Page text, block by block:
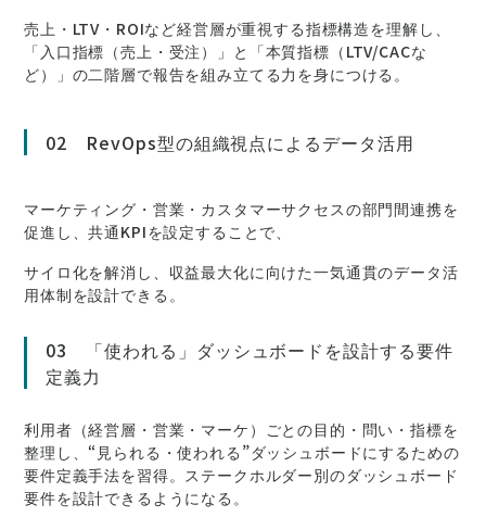
売上・LTV・ROIなど経営層が重視する指標構造を理解し、
「入口指標（売上・受注）」と「本質指標（LTV/CACな
ど）」の二階層で報告を組み立てる力を身につける。
02 RevOps型の組織視点によるデータ活用
マーケティング・営業・カスタマーサクセスの部門間連携を
促進し、共通KPIを設定することで、
サイロ化を解消し、収益最大化に向けた一気通貫のデータ活
用体制を設計できる。
03 「使われる」ダッシュボードを設計する要件
定義力
利用者（経営層・営業・マーケ）ごとの目的・問い・指標を
整理し、“見られる・使われる”ダッシュボードにするための
要件定義手法を習得。ステークホルダー別のダッシュボード
要件を設計できるようになる。